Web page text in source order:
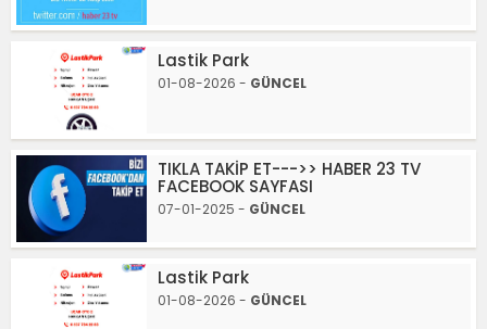
Lastik Park
01-08-2026 - GÜNCEL
TIKLA TAKİP ET--->> HABER 23 TV
FACEBOOK SAYFASI
07-01-2025 - GÜNCEL
Lastik Park
01-08-2026 - GÜNCEL